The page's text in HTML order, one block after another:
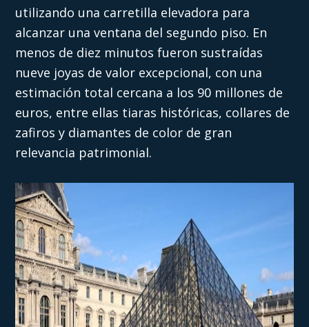
utilizando una carretilla elevadora para
alcanzar una ventana del segundo piso. En
menos de diez minutos fueron sustraídas
nueve joyas de valor excepcional, con una
estimación total cercana a los 90 millones de
euros, entre ellas tiaras históricas, collares de
zafiros y diamantes de color de gran
relevancia patrimonial.